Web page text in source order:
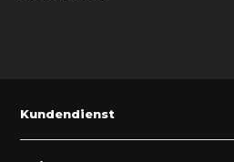
Kundendienst